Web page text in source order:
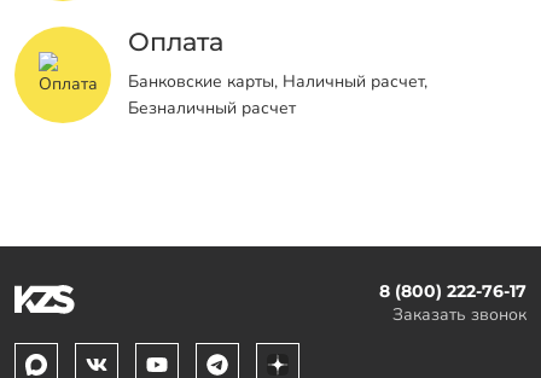
Оплата
Банковские карты, Наличный расчет,
Безналичный расчет
8 (800) 222-76-17
Заказать звонок